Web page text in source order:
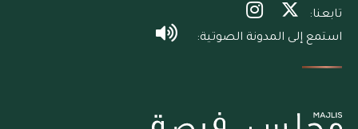
تابعنا:
استمع إلى المدونة الصوتية: